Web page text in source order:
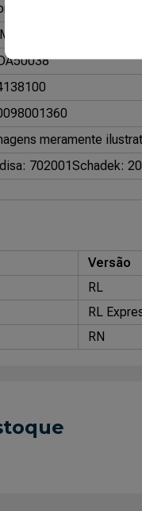
de Água
meramente
702001Schadek:
Versão
RL
RL
RN